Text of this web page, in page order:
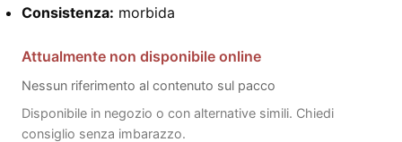
Consistenza: morbida
Attualmente non disponibile online
Nessun riferimento al contenuto sul pacco
Disponibile in negozio o con alternative simili. Chiedi
consiglio senza imbarazzo.